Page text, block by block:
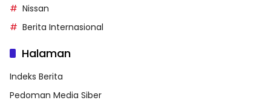
Nissan
Berita Internasional
Halaman
Indeks Berita
Pedoman Media Siber